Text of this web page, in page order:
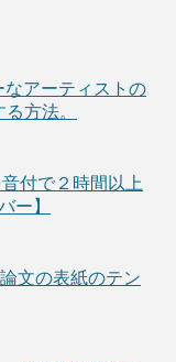
なアーティストの
方法。
付で２時間以上
ー】
文の表紙のテン